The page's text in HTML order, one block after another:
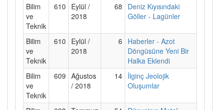
Bilim
ve
Teknik
610
Eylül /
2018
68
Deniz Kıyısındaki
Göller - Lagünler
Bilim
ve
Teknik
610
Eylül /
2018
6
Haberler - Azot
Döngüsüne Yeni Bir
Halka Eklendi
Bilim
ve
Teknik
609 Ağustos
/ 2018
14 İlginç Jeolojik
Oluşumlar